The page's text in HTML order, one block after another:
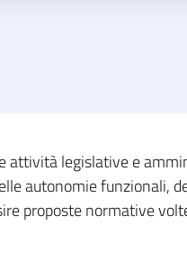
attività legislative e
autonomie funzionali,
proposte normative